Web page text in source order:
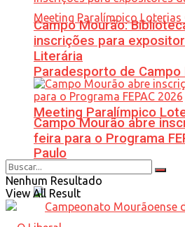
Paradesporto de
Meeting Paralímpico
Paulo
Campo Mourão:
inscrições para
Literária
Campo Mourão abre
feira para o Programa
Nenhum Resultado
View All Result